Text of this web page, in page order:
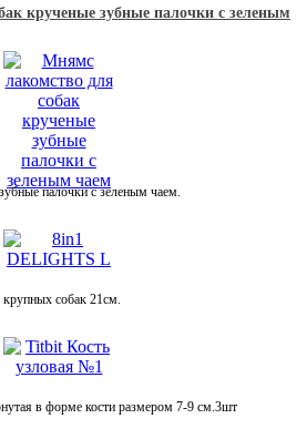
крученые зубные палочки с зеленым
палочки с зеленым чаем.
собак 21см.
в форме кости размером 7-9 см.3шт